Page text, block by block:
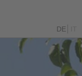
DE